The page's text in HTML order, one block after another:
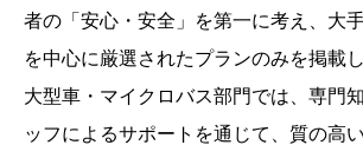
者の「安心・安全」を第一に考え、大
を中心に厳選されたプランのみを掲載
大型車・マイクロバス部門では、専門
ッフによるサポートを通じて、質の高